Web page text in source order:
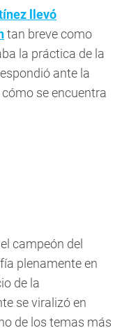
llevó
tan breve como
la práctica de la
ante la
se encuentra
campeón del
plenamente en
de la
se viralizó en
de los temas más